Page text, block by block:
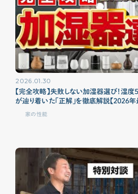
2026.01.30
【完全攻略】失敗しない加湿器選び！湿
が辿り着いた「正解」を徹底解説【2026
リフォーム
家の性能